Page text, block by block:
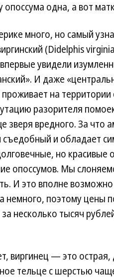
опоссума одна, а вот
много, но самый
(Didelphis
увидели
И даже
на
разорителя
зверя вредного. За что
и обладает
но
опоссумов. Мы
И это вполне
немного, поэтому
несколько тысяч
виргинец — это
тельце с шерстью